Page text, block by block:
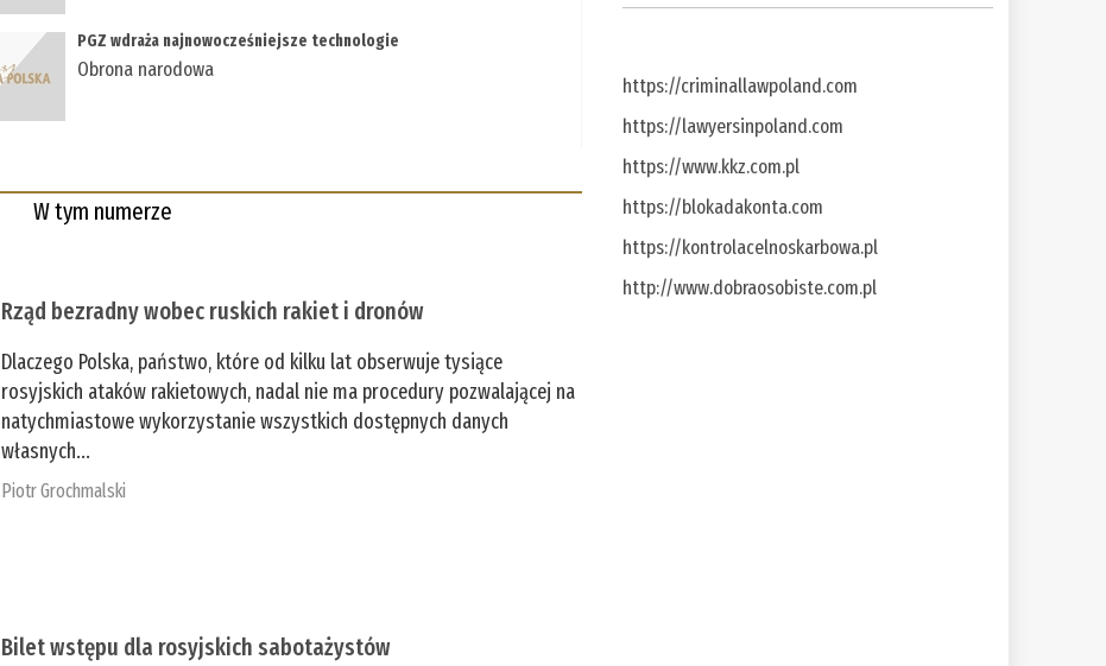
PGZ wdraża najnowocześniejsze technologie
Obrona narodowa
W tym numerze
Rząd bezradny wobec ruskich rakiet i dronów
Dlaczego Polska, państwo, które od kilku lat obserwuje tysiące
rosyjskich ataków rakietowych, nadal nie ma procedury pozwalającej na
natychmiastowe wykorzystanie wszystkich dostępnych danych
własnych...
Piotr Grochmalski
Bilet wstępu dla rosyjskich sabotażystów
https://criminallawpoland.com
https://lawyersinpoland.com
https://www.kkz.com.pl
https://blokadakonta.com
https://kontrolacelnoskarbowa.pl
http://www.dobraosobiste.com.pl